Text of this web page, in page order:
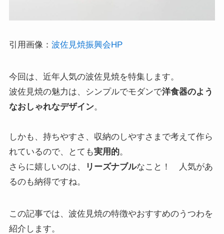
引用画像： 波佐見焼振興会HP
今回は、近年人気の波佐見焼を特集します。
波佐見焼の魅力は、シンプルでモダンで洋食器のよう
なおしゃれなデザイン。
しかも、持ちやすさ、収納のしやすさまで考えて作ら
れているので、とても実用的。
さらに嬉しいのは、
リーズナブルなこと！ 人気があ
るのも納得ですね。
この記事では、波佐見焼の特徴やおすすめのうつわを
紹介します。